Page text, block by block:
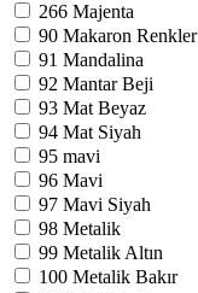
266 Majenta
90 Makaron Renkler
91 Mandalina
92 Mantar Beji
93 Mat Beyaz
94 Mat Siyah
95 mavi
96 Mavi
97 Mavi Siyah
98 Metalik
99 Metalik Altın
100 Metalik Bakır